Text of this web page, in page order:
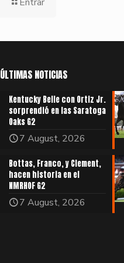
ÚLTIMAS NOTICIAS
Kentucky Belle con Ortiz Jr.
sorprendió en las Saratoga
Oaks G2
7 August, 2026
Bottas, Franco, y Clement,
hacen historia en el
NMRHOF G2
7 August, 2026